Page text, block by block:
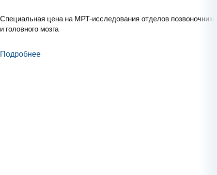
Специальная цена на МРТ-исследования отделов позвоночника
и головного мозга
Подробнее